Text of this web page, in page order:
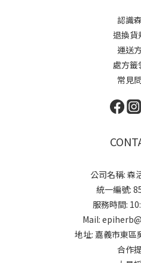
認識
退換貨
運送
處方籤
常見
公司名稱: 森
統一編號:
服務時間:
Mail:
地址: 嘉義市東區
合作